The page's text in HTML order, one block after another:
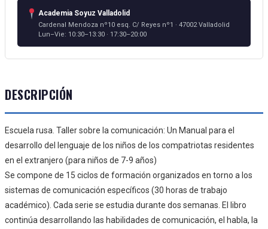
Academia Soyuz Valladolid
Cardenal Mendoza nº10 esq. C/ Reyes nº1 · 47002 Valladolid
Lun–Vie: 10:30–13:30 · 17:30–20:00
DESCRIPCIÓN
Escuela rusa. Taller sobre la comunicación: Un Manual para el
desarrollo del lenguaje de los niños de los compatriotas residentes
en el extranjero (para niños de 7-9 años)
Se compone de 15 ciclos de formación organizados en torno a los
sistemas de comunicación específicos (30 horas de trabajo
académico). Cada serie se estudia durante dos semanas. El libro
continúa desarrollando las habilidades de comunicación, el habla, la